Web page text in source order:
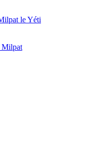
le Yéti
Milpat